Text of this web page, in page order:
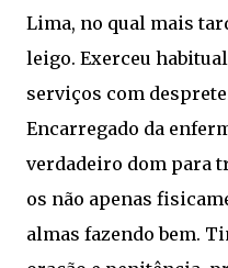
Lima, no qual mais
leigo. Exerceu
serviços com
Encarregado da
verdadeiro dom para
os não apenas
almas fazendo bem.